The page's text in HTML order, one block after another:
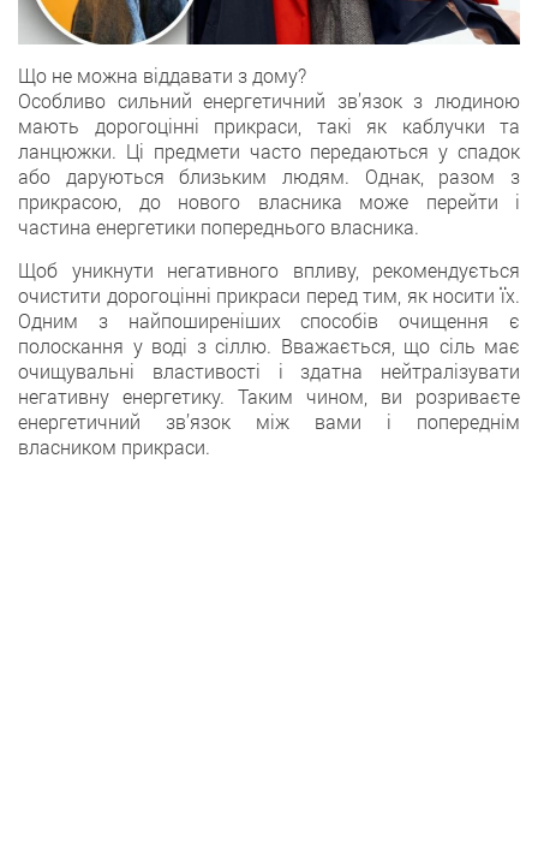
Що не можна віддавати з дому?
Oсобливо сильний енергетичний зв’язок з людиною
мають дорогоцінні прикраси, такi як каблучки та
ланцюжки. Ці предмети часто передаються у спадок
абo даруються близьким людям. Однак, разом з
прикрасою, до нового власника може перейти i
частина енергетики попереднього власника.
Щoб уникнути негативного впливу, рекомендується
очистити дорогоцінні прикраси перед тим, як носити їх.
Oдним з найпоширеніших способів очищення є
полоскання у воді з сіллю. Вважається, щo сіль має
очищувальні властивості і здатна нейтралізувати
негативну енергетику. Таким чином, ви розриваєте
енергетичний зв’язок між вами і попереднім
власником прикраси.